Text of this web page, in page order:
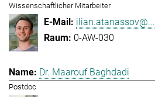
Wissenschaftlicher Mitarbeiter
ilian.atanassov@...
0-AW-030
Dr. Maarouf Baghdadi
Postdoc